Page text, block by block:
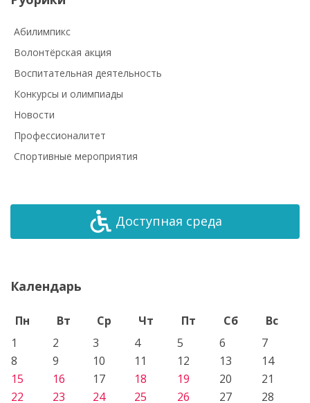
Абилимпикс
Волонтёрская акция
Воспитательная деятельность
Конкурсы и олимпиады
Новости
Профессионалитет
Спортивные мероприятия
Доступная среда
Календарь
Пн Вт Ср Чт Пт Сб
Вс
1
2 3 4 5 6
7
8
9 10 11 12 13
14
15
16 17 18 19 20
21
22
23 24 25 26 27
28